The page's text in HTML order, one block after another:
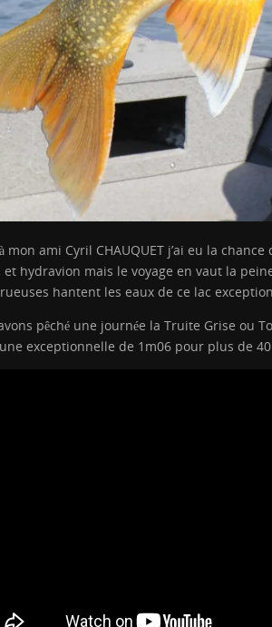
mon ami Cyril CHAUQUET j’ai eu la
et hydravion mais le voyage en vaut la
hantent les eaux de ce lac
pêché une journée la Truite Grise ou
exceptionnelle de 1m06 pour plus de